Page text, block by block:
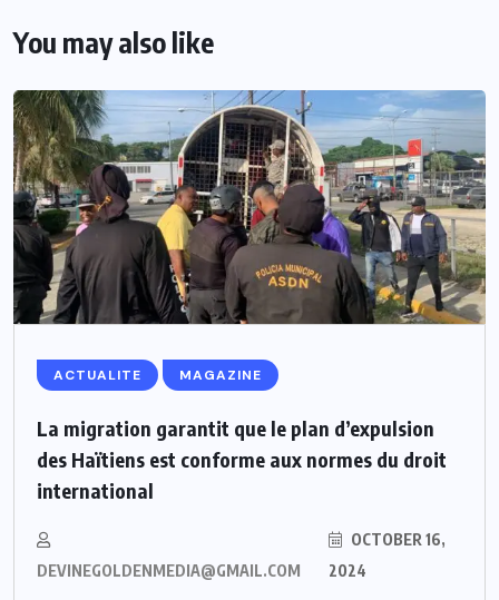
You may also like
ACTUALITE MAGAZINE
La migration garantit que le plan d’expulsion
des Haïtiens est conforme aux normes du droit
international
DEVINEGOLDENMEDIA@GMAIL.COM
OCTOBER 16,
2024